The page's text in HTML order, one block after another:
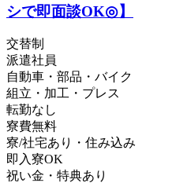
シで即面談OK◎】
交替制
派遣社員
自動車・部品・バイク
組立・加工・プレス
転勤なし
寮費無料
寮/社宅あり・住み込み
即入寮OK
祝い金・特典あり